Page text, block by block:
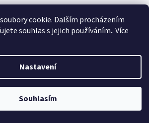
cookie. Dalším procházením
souhlas s jejich používáním.. Více
Nastavení
Souhlasím
Partner. Všechna práva vyhrazena.